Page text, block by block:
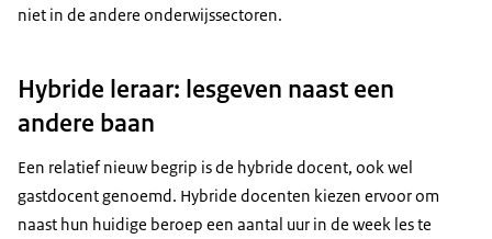
niet in de andere onderwijssectoren.
Hybride leraar: lesgeven naast een
andere baan
Een relatief nieuw begrip is de hybride docent, ook wel
gastdocent genoemd. Hybride docenten kiezen ervoor om
naast hun huidige beroep een aantal uur in de week les te